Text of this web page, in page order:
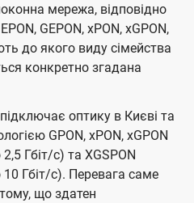
мережа, відповідно
GEPON, xPON, xGPON,
до якого виду сімейства
конкретно згадана
оптику в Києві та
GPON, xPON, xGPON
Гбіт/с) та XGSPON
10 Гбіт/с). Перевага саме
що здатен